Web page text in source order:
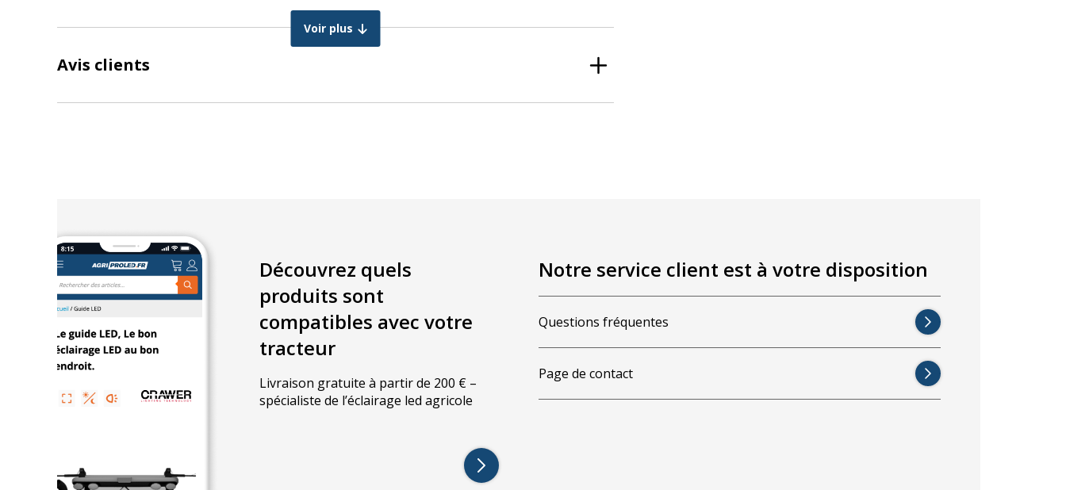
Puissance: 1 – 1200 watts
Voir plus
Avis clients
Découvrez quels
produits sont
compatibles avec votre
tracteur
Livraison gratuite à partir de 200 € –
spécialiste de l’éclairage led agricole
Notre service client est à votre disposition
Questions fréquentes
Page de contact